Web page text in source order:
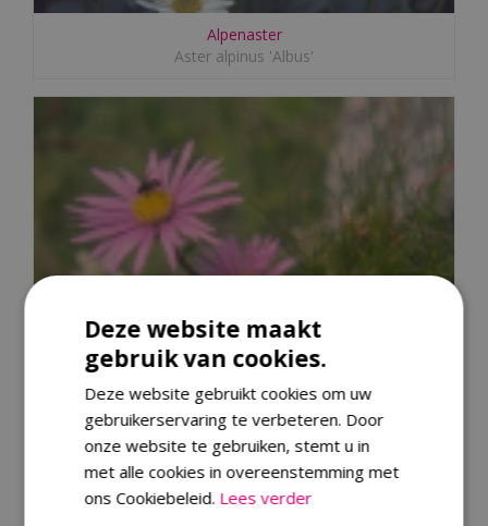
Alpenaster
Aster alpinus 'Albus'
Deze website maakt
gebruik van cookies.
Deze website gebruikt cookies om uw
gebruikerservaring te verbeteren. Door
onze website te gebruiken, stemt u in
met alle cookies in overeenstemming met
ons Cookiebeleid. Lees verder